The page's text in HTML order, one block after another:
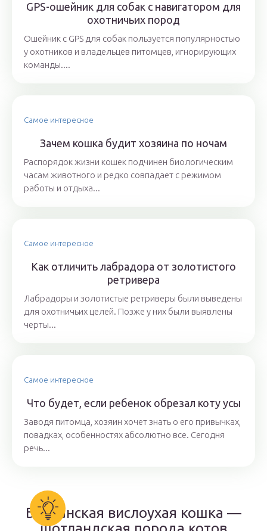
GPS-ошейник для собак с навигатором для
охотничьих пород
Ошейник с GPS для собак пользуется популярностью
у охотников и владельцев питомцев, игнорирующих
команды....
Самое интересное
Зачем кошка будит хозяина по ночам
Распорядок жизни кошек подчинен биологическим
часам животного и редко совпадает с режимом
работы и отдыха...
Самое интересное
Как отличить лабрадора от золотистого
ретривера
Лабрадоры и золотистые ретриверы были выведены
для охотничьих целей. Позже у них были выявлены
черты...
Самое интересное
Что будет, если ребенок обрезал коту усы
Заводя питомца, хозяин хочет знать о его привычках,
повадках, особенностях абсолютно все. Сегодня
речь...
Британская вислоухая кошка —